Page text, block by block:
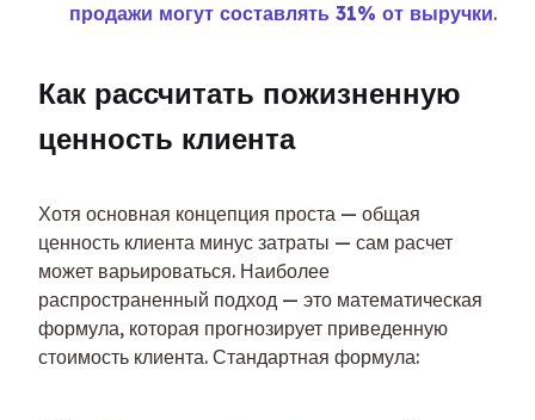
продажи могут составлять 31% от выручки.
Как рассчитать пожизненную
ценность клиента
Хотя основная концепция проста — общая
ценность клиента минус затраты — сам расчет
может варьироваться. Наиболее
распространенный подход — это математическая
формула, которая прогнозирует приведенную
стоимость клиента. Стандартная формула: